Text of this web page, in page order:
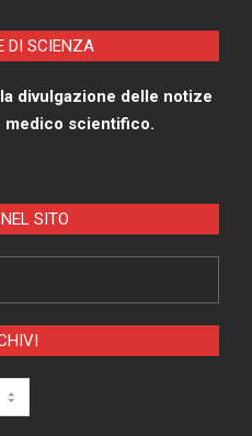
DI SCIENZA
divulgazione delle notize
medico scientifico.
SITO